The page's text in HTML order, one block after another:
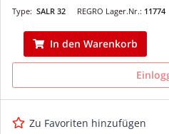
REGRO Lager.Nr.: 11774
Type: SALR 32
In den Warenkorb
Zu Favoriten hinzufügen